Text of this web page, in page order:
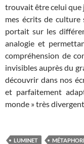
trouvait être celui que
mes écrits de culture
portait sur les
analogie et
compréhension de
invisibles auprès du
découvrir dans nos
et parfaitement
monde » très
LUMINET